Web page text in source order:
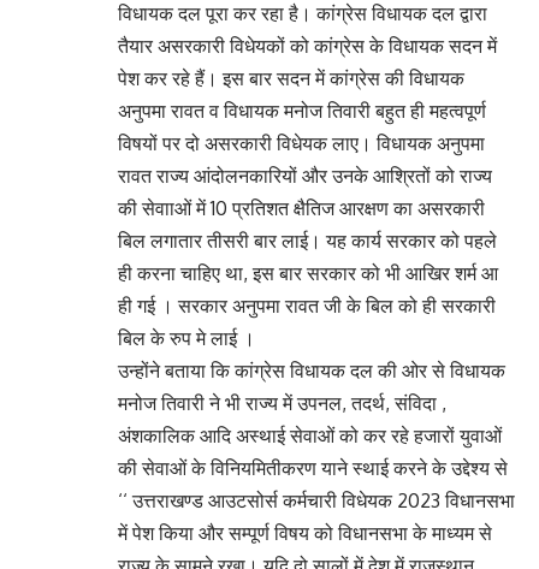
विधायक दल पूरा कर रहा है। कांग्रेस विधायक दल द्वारा
तैयार असरकारी विधेयकों को कांग्रेस के विधायक सदन में
पेश कर रहे हैं। इस बार सदन में कांग्रेस की विधायक
अनुपमा रावत व विधायक मनोज तिवारी बहुत ही महत्वपूर्ण
विषयों पर दो असरकारी विधेयक लाए। विधायक अनुपमा
रावत राज्य आंदोलनकारियों और उनके आश्रितों को राज्य
की सेवााओं में 10 प्रतिशत क्षैतिज आरक्षण का असरकारी
बिल लगातार तीसरी बार लाई। यह कार्य सरकार को पहले
ही करना चाहिए था, इस बार सरकार को भी आखिर शर्म आ
ही गई । सरकार अनुपमा रावत जी के बिल को ही सरकारी
बिल के रुप मे लाई ।
उन्होंने बताया कि कांग्रेस विधायक दल की ओर से विधायक
मनोज तिवारी ने भी राज्य में उपनल, तदर्थ, संविदा ,
अंशकालिक आदि अस्थाई सेवाओं को कर रहे हजारों युवाओं
की सेवाओं के विनियमितीकरण याने स्थाई करने के उद्देश्य से
‘‘ उत्तराखण्ड आउटसोर्स कर्मचारी विधेयक 2023 विधानसभा
में पेश किया और सम्पूर्ण विषय को विधानसभा के माध्यम से